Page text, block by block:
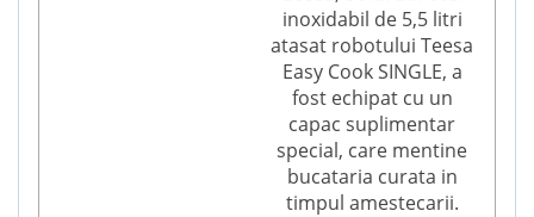
inoxidabil de 5,5 litri
atasat robotului Teesa
Easy Cook SINGLE, a
fost echipat cu un
capac suplimentar
special, care mentine
bucataria curata in
timpul amestecarii.